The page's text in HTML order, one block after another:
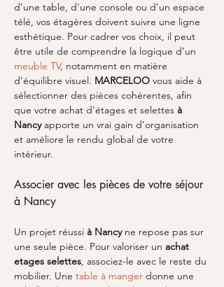
d’une table, d’une console ou d’un espace
télé, vos étagères doivent suivre une ligne
esthétique. Pour cadrer vos choix, il peut
être utile de comprendre la logique d’un
meuble TV, notamment en matière
d’équilibre visuel. MARCELOO vous aide à
sélectionner des pièces cohérentes, afin
que votre achat d’étages et selettes à
Nancy apporte un vrai gain d’organisation
et améliore le rendu global de votre
intérieur.
Associer avec les pièces de votre séjour
à Nancy
Un projet réussi à Nancy ne repose pas sur
une seule pièce. Pour valoriser un achat
etages selettes, associez-le avec le reste du
mobilier. Une table à manger donne une